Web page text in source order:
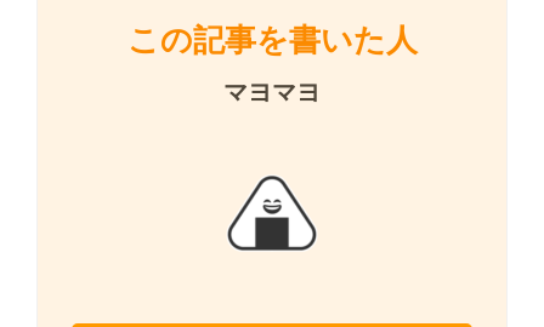
この記事を書いた人
マヨマヨ